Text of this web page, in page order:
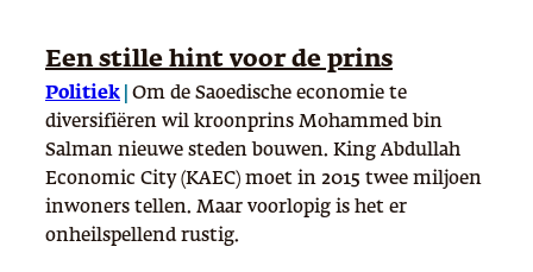
Een stille hint voor de prins
Politiek
Om de Saoedische economie te
diversifiëren wil kroonprins Mohammed bin
Salman nieuwe steden bouwen. King Abdullah
Economic City (KAEC) moet in 2015 twee miljoen
inwoners tellen. Maar voorlopig is het er
onheilspellend rustig.